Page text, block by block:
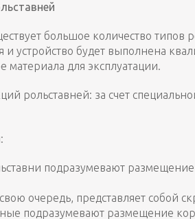
большое количество
и устройство будет выполнена
материала для эксплуатации.
рольставней: за счет
подразумевают
очередь, представляет собой
подразумевают размещение